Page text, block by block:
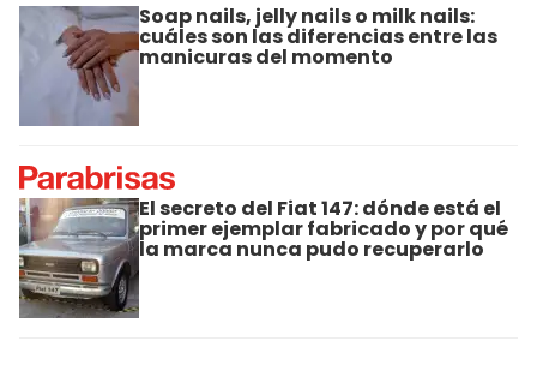
Soap nails, jelly nails o milk nails:
cuáles son las diferencias entre las
manicuras del momento
El secreto del Fiat 147: dónde está el
primer ejemplar fabricado y por qué
la marca nunca pudo recuperarlo